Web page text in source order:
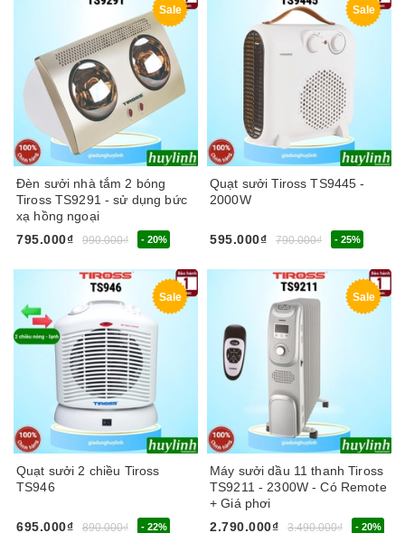
Sale
Đèn sưởi nhà tắm 2 bóng
Tiross TS9291 - sử dụng bức
xạ hồng ngoại
795.000₫
990.000₫ - 20%
Sale
Quạt sưởi Tiross TS9445 -
2000W
595.000₫ 790.000₫ - 25%
Sale
Quạt sưởi 2 chiều Tiross
TS946
695.000₫ 890.000₫ - 22%
Sale
Máy sưởi dầu 11 thanh Tiross
TS9211 - 2300W - Có Remote
+ Giá phơi
2.790.000₫
3.490.000₫ - 20%